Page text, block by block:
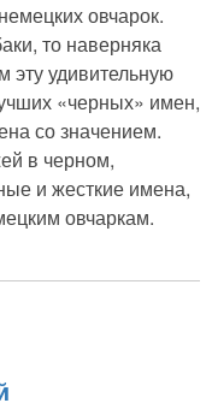
овчарок.
то наверняка
эту удивительную
«черных» имен,
со значением.
в черном,
и жесткие имена,
овчаркам.